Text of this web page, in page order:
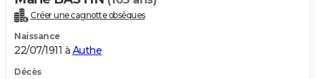
Créer une cagnotte obsèques
Naissance
22/07/1911 à Authe
Décès